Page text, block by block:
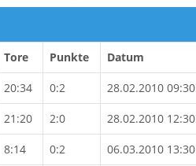
Tore Punkte Datum
20:34 0:2 28.02.2010 09:30
21:20 2:0 28.02.2010 12:30
8:14 0:2 06.03.2010 13:30